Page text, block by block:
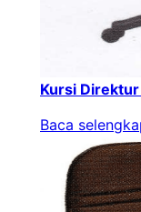
Kursi
Baca